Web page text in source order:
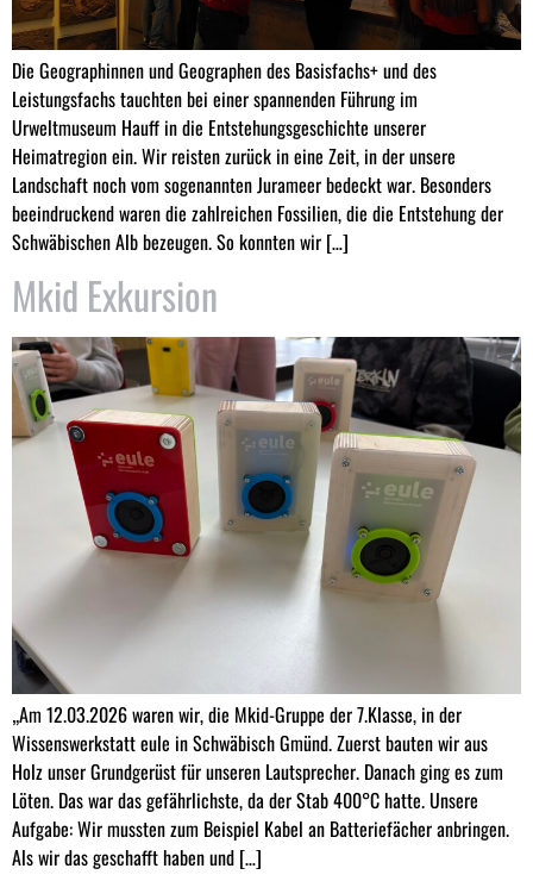
Die Geographinnen und Geographen des Basisfachs+ und des
Leistungsfachs tauchten bei einer spannenden Führung im
Urweltmuseum Hauff in die Entstehungsgeschichte unserer
Heimatregion ein. Wir reisten zurück in eine Zeit, in der unsere
Landschaft noch vom sogenannten Jurameer bedeckt war. Besonders
beeindruckend waren die zahlreichen Fossilien, die die Entstehung der
Schwäbischen Alb bezeugen. So konnten wir […]
Mkid Exkursion
„Am 12.03.2026 waren wir, die Mkid-Gruppe der 7.Klasse, in der
Wissenswerkstatt eule in Schwäbisch Gmünd. Zuerst bauten wir aus
Holz unser Grundgerüst für unseren Lautsprecher. Danach ging es zum
Löten. Das war das gefährlichste, da der Stab 400°C hatte. Unsere
Aufgabe: Wir mussten zum Beispiel Kabel an Batteriefächer anbringen.
Als wir das geschafft haben und […]